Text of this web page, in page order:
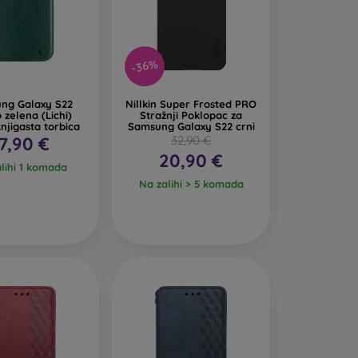
se od recikliranih materijala, pa se u prirodi
maskica za mobitel izrađenih od različitih
Galaxy S22
zelena (Lichi)
torbica
€
1 komada
-36%
Nillkin Super Frosted PRO
Stražnji Poklopac za
Samsung Galaxy S22 crni
32,90 €
20,90 €
Na zalihi > 5 komada